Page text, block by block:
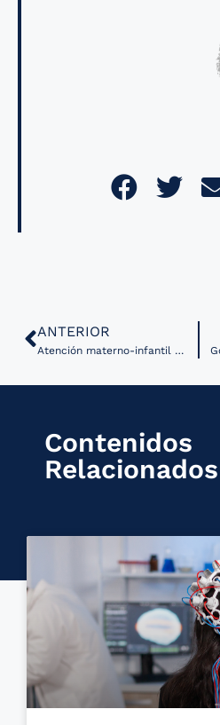
ANTERIOR
Atención materno-infantil por telemedicina aumentó 40% en provincia argentina
Contenidos
Relacionados